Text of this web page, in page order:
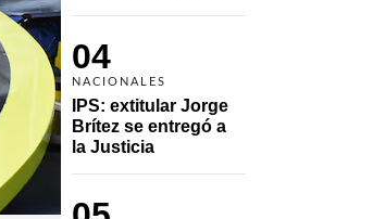
04
NACIONALES
IPS: extitular Jorge
Brítez se entregó a
la Justicia